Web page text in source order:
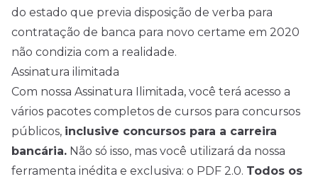
do estado que previa disposição de verba para
contratação de banca para novo certame em 2020
não condizia com a realidade.
Assinatura ilimitada
Com nossa Assinatura Ilimitada, você terá acesso a
vários pacotes completos de cursos para concursos
públicos, inclusive concursos para a carreira
bancária. Não só isso, mas você utilizará da nossa
ferramenta inédita e exclusiva: o PDF 2.0. Todos os